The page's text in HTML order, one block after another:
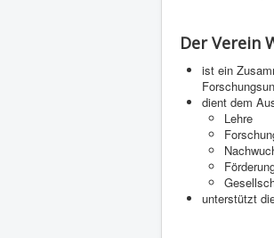
Der Verein
ist ein
dient dem
Lehre
unterstützt